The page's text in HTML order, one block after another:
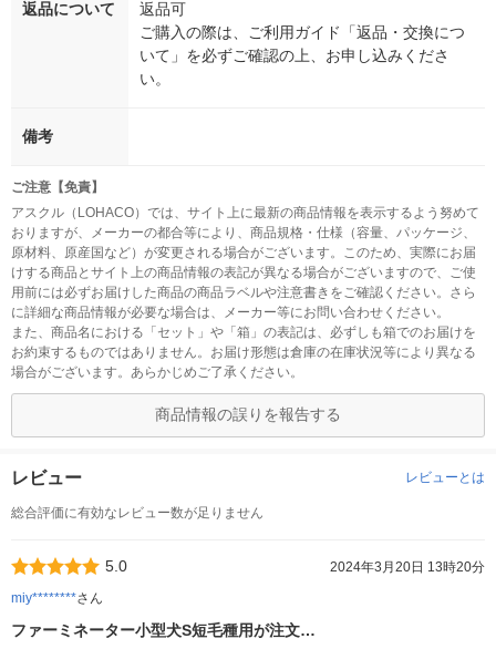
返品について
返品可
ご購入の際は、ご利用ガイド「返品・交換につ
いて」を必ずご確認の上、お申し込みくださ
い。
備考
ご注意【免責】
アスクル（LOHACO）では、サイト上に最新の商品情報を表示するよう努めて
おりますが、メーカーの都合等により、商品規格・仕様（容量、パッケージ、
原材料、原産国など）が変更される場合がございます。このため、実際にお届
けする商品とサイト上の商品情報の表記が異なる場合がございますので、ご使
用前には必ずお届けした商品の商品ラベルや注意書きをご確認ください。さら
に詳細な商品情報が必要な場合は、メーカー等にお問い合わせください。
また、商品名における「セット」や「箱」の表記は、必ずしも箱でのお届けを
お約束するものではありません。お届け形態は倉庫の在庫状況等により異なる
場合がございます。あらかじめご了承ください。
商品情報の誤りを報告する
レビュー レビューとは
総合評価に有効なレビュー数が足りません
5.0
2024年3月20日 13時20分
miy********さん
ファーミネーター小型犬S短毛種用が注文…